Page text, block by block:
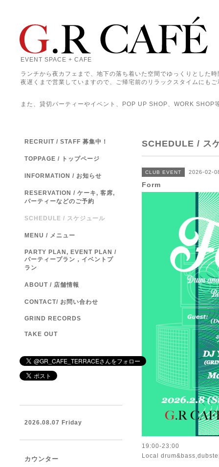
EVENT SPACE + CAFE
ランチから夜カフェまで、地下の落ち着いた空間でゆっくりとした
夜遅くまで営業していますので、ご帰宅前のリラックスタイムにも
また、貸切パーティーやイベント、POP UP SHOP、WORK SHOP
SCHEDULE / ス
CLUB EVENT 2026-02-
Form
19:00-23:00
Local
RECRUIT / STAFF 募集中！
TOPPAGE / トップページ
INFORMATION / お知らせ
RESERVATION / ケーキ, 客席,
パーティーなどのご予約
SCHEDULE / スケジュール
MENU / メニュー
PARTY PLAN, EVENT PLAN /
パーティープラン，イベントプ
ラン
ABOUT / 店舗情報
CONTACT/ お問い合わせ
GRIND RECORDS
TAKE OUT
2026.08.07 Friday
カウンター